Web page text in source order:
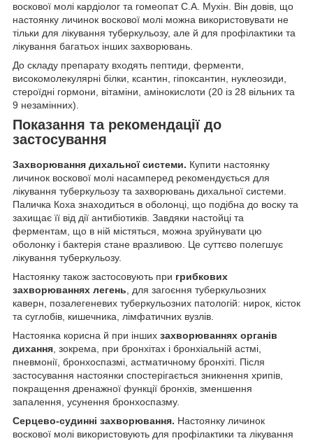
воскової молі кардіолог та гомеопат С.А. Мухін. Він довів, що
настоянку личинок воскової молі можна використовувати не
тільки для лікування туберкульозу, але й для профілактики та
лікування багатьох інших захворювань.
До складу препарату входять пептиди, ферменти,
високомолекулярні білки, ксантин, гіпоксантин, нуклеозиди,
стероїдні гормони, вітаміни, амінокислоти (20 із 28 вільних та
9 незамінних).
Показання та рекомендації до
застосування
Захворювання дихальної системи. Купити настоянку
личинок воскової молі насамперед рекомендується для
лікування туберкульозу та захворювань дихальної системи.
Паличка Коха знаходиться в оболонці, що подібна до воску та
захищає її від дії антибіотиків. Завдяки настойці та
ферментам, що в ній містяться, можна зруйнувати цю
оболонку і бактерія стане вразливою. Це суттєво полегшує
лікування туберкульозу.
Настоянку також застосовують при грибкових
захворюваннях легень , для загоєння туберкульозних
каверн, позалегеневих туберкульозних патологій: нирок, кісток
та суглобів, кишечника, лімфатичних вузлів.
Настоянка корисна й при інших захворюваннях органів
дихання , зокрема, при бронхітах і бронхіальній астмі,
пневмонії, бронхоспазмі, астматичному бронхіті. Після
застосування настоянки спостерігається зникнення хрипів,
покращення дренажної функції бронхів, зменшення
запалення, усунення бронхоспазму.
Серцево-судинні захворювання. Настоянку личинок
воскової молі використовують для профілактики та лікування